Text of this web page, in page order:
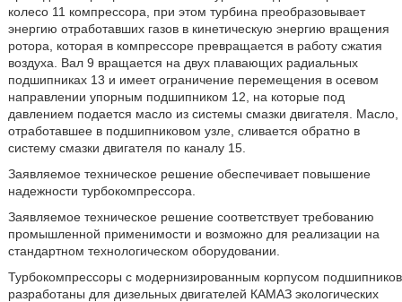
колесо 11 компрессора, при этом турбина преобразовывает
энергию отработавших газов в кинетическую энергию вращения
ротора, которая в компрессоре превращается в работу сжатия
воздуха. Вал 9 вращается на двух плавающих радиальных
подшипниках 13 и имеет ограничение перемещения в осевом
направлении упорным подшипником 12, на которые под
давлением подается масло из системы смазки двигателя. Масло,
отработавшее в подшипниковом узле, сливается обратно в
систему смазки двигателя по каналу 15.
Заявляемое техническое решение обеспечивает повышение
надежности турбокомпрессора.
Заявляемое техническое решение соответствует требованию
промышленной применимости и возможно для реализации на
стандартном технологическом оборудовании.
Турбокомпрессоры с модернизированным корпусом подшипников
разработаны для дизельных двигателей КАМАЗ экологических